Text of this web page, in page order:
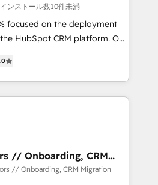
インストール数10件未満
focused on the deployment
HubSpot CRM platform. Our
maximum adoption and
Use our
marketing, service and
and implement your
bring your revenue
collaborative approach
we plan and support the
// Onboarding, CRM
// Onboarding, CRM Migration